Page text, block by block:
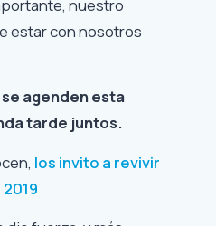
nuestro
estar con nosotros
agenden esta
tarde juntos.
los invito a revivir